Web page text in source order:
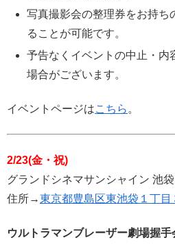
写真撮影会の整理券をお持ち
ることが可能です。
予告なくイベントの中⽌・内
場合がございます。
イベントページはこちら 。
2/23(金・祝)
グランドシネマサンシャイン 池袋
住所→東京都豊島区東池袋１丁目
ウルトラマンブレーザー劇場握手